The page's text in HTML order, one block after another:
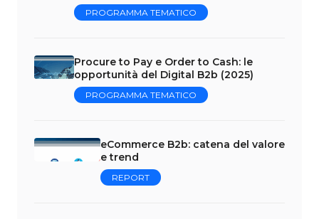
PROGRAMMA TEMATICO
Procure to Pay e Order to Cash: le
opportunità del Digital B2b (2025)
PROGRAMMA TEMATICO
eCommerce B2b: catena del valore
e trend
REPORT